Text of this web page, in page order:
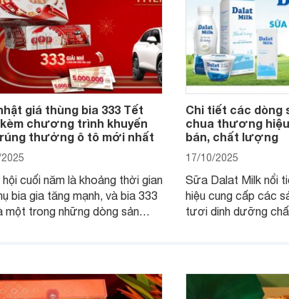
giá thùng bia 333 Tết
kèm chương trình khuyến
thưởng ô tô mới nhất
hội cuối năm là khoảng thời gian
bia gia tăng mạnh, và bia 333
một trong những dòng sản
của bia 333 trong dịp
Ngọ 2026.
Chi tiết các
chua thương
bán, chất lượng
17/10/2025
Sữa Dalat Milk nổi
hiệu cung cấp các
tươi dinh dưỡng
tiệt trùng, sữa chua